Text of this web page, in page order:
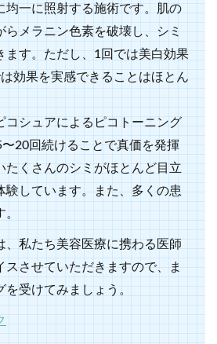
均一に照射する施術です。肌の
らメラニン色素を破壊し、シミ
ます。ただし、1回では美白効果
効果を実感できることはほとん
コシュアによるピコトーニング
20回続けることで真価を発揮
たくさんのシミがほとんど目立
験しています。また、多くの患
。
、私たち美容医療に携わる医師
スさせていただきますので、ま
を受けてみましょう。